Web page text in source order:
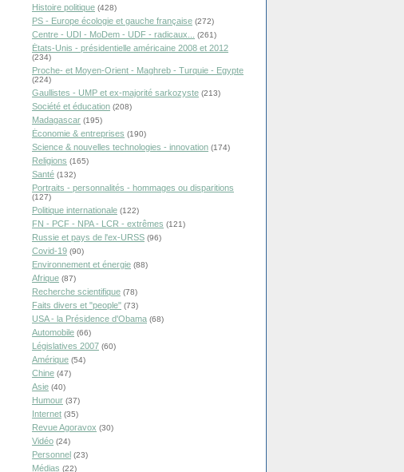
Histoire politique (428)
PS - Europe écologie et gauche française (272)
Centre - UDI - MoDem - UDF - radicaux... (261)
États-Unis - présidentielle américaine 2008 et 2012
(234)
Proche- et Moyen-Orient - Maghreb - Turquie - Egypte
(224)
Gaullistes - UMP et ex-majorité sarkozyste (213)
Société et éducation (208)
Madagascar (195)
Économie & entreprises (190)
Science & nouvelles technologies - innovation (174)
Religions (165)
Santé (132)
Portraits - personnalités - hommages ou disparitions
(127)
Politique internationale (122)
FN - PCF - NPA - LCR - extrêmes (121)
Russie et pays de l'ex-URSS (96)
Covid-19 (90)
Environnement et énergie (88)
Afrique (87)
Recherche scientifique (78)
Faits divers et "people" (73)
USA - la Présidence d'Obama (68)
Automobile (66)
Législatives 2007 (60)
Amérique (54)
Chine (47)
Asie (40)
Humour (37)
Internet (35)
Revue Agoravox (30)
Vidéo (24)
Personnel (23)
Médias (22)